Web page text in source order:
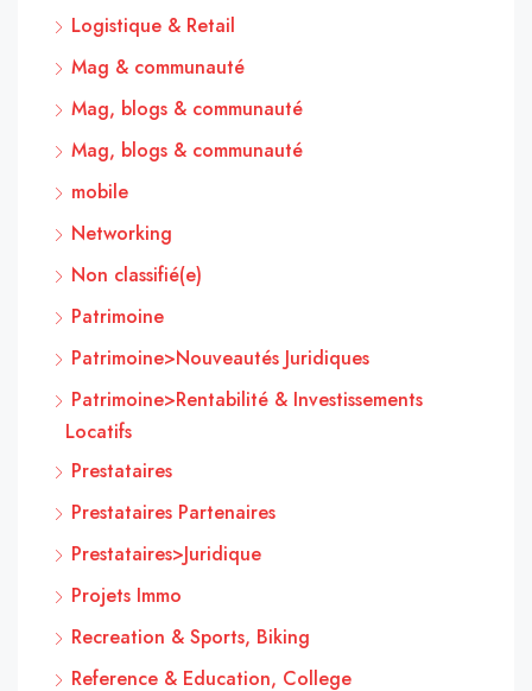
Logistique & Retail
Mag & communauté
Mag, blogs & communauté
Mag, blogs & communauté
mobile
Networking
Non classifié(e)
Patrimoine
Patrimoine>Nouveautés Juridiques
Patrimoine>Rentabilité & Investissements
Locatifs
Prestataires
Prestataires Partenaires
Prestataires>Juridique
Projets Immo
Recreation & Sports, Biking
Reference & Education, College